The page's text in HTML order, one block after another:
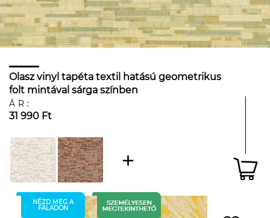
Olasz vinyl tapéta textil hatású geometrikus
folt mintával sárga színben
ÁR:
31 990 Ft
NÉZD MEG A
FALADON